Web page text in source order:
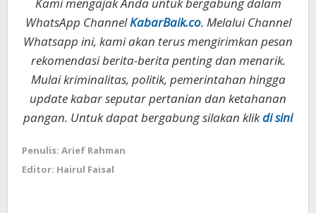
WhatsApp ChannelKabarBaik.co. Melalui Channel
Whatsapp ini, kami akan terus mengirimkan pesan
rekomendasi berita-berita penting dan menarik.
Mulai kriminalitas, politik, pemerintahan hingga
update kabar seputar pertanian dan ketahanan
pangan. Untuk dapat bergabung silakan klikdi sini
Penulis: Arief Rahman
Editor: Hairul Faisal